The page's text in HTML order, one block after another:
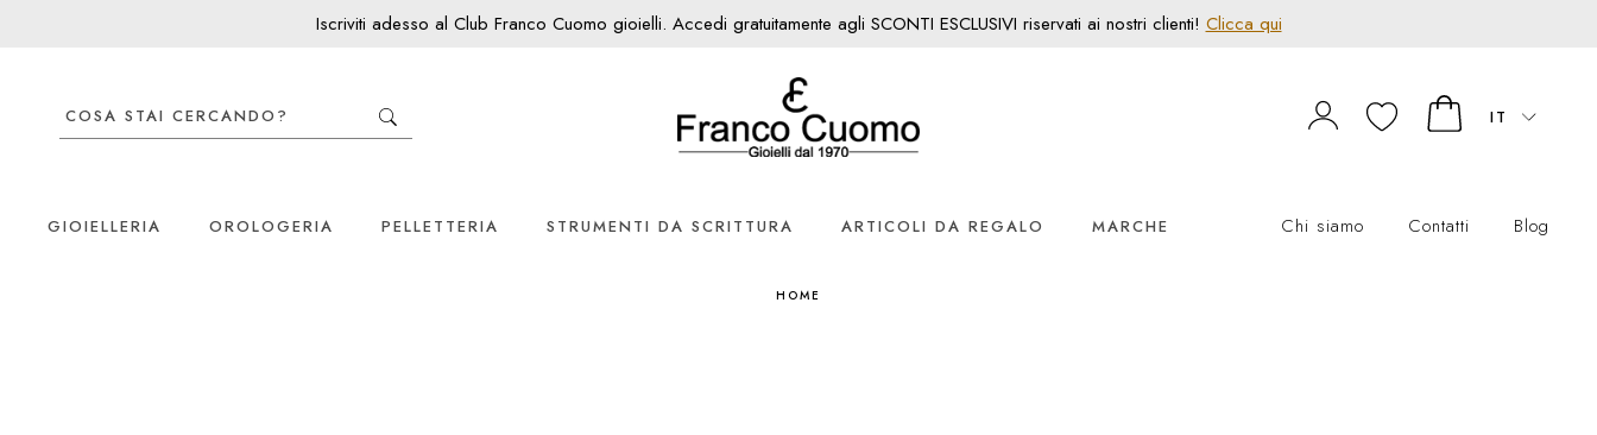
Iscriviti adesso al Club Franco Cuomo gioielli. Accedi gratuitamente agli SCONTI ESCLUSIVI riservati ai nostri clienti! Clicca qui
IT
GIOIELLERIA OROLOGERIA PELLETTERIA STRUMENTI DA SCRITTURA ARTICOLI DA REGALO MARCHE Chi siamo Contatti Blog
HOME